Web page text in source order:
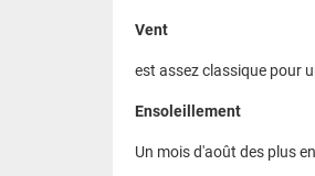
Vent
est assez classique pour
Ensoleillement
Un mois d'août des plus